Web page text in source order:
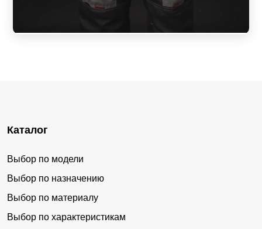
Каталог
Выбор по модели
Выбор по назначению
Выбор по материалу
Выбор по характеристикам